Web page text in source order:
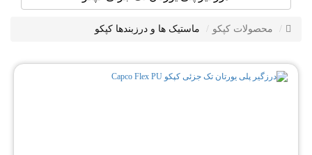
محصولات کپکو ماستیک ها و درزبندها کپکو